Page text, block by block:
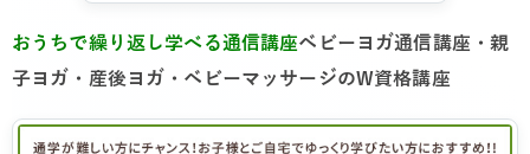
おうちで繰り返し学べる通信講座ベビーヨガ通信講座・親
子ヨガ・産後ヨガ・ベビーマッサージのW資格講座